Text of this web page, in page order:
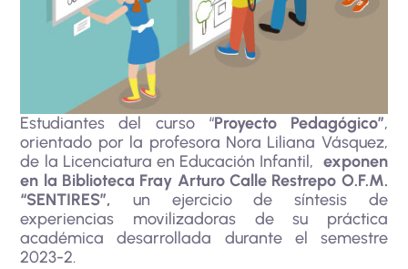
Estudiantes del curso “Proyecto Pedagógico”,
orientado por la profesora Nora Liliana Vásquez,
de la Licenciatura en Educación Infantil, exponen
en la Biblioteca Fray Arturo Calle Restrepo O.F.M.
“SENTIRES”, un ejercicio de síntesis de
experiencias movilizadoras de su práctica
académica desarrollada durante el semestre
2023-2.